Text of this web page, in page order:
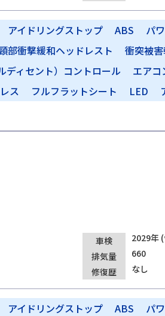
アイドリングストップ ABS
パ
部衝撃緩和ヘッドレスト
衝突被
ディセント）コントロール
エアコ
ス フルフラットシート LED
車検
2029年
排気量
660
修復歴 なし
アイドリングストップ ABS
パ